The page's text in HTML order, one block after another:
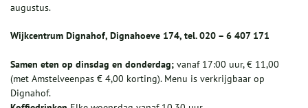
augustus.
Wijkcentrum Dignahof, Dignahoeve 174, tel. 020 – 6 407 171
Samen eten op dinsdag en donderdag; vanaf 17:00 uur, € 11,00
(met Amstelveenpas € 4,00 korting). Menu is verkrijgbaar op
Dignahof.